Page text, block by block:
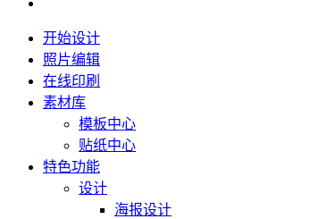
开始设计
照片编辑
在线印刷
素材库
模板中心
贴纸中心
特色功能
设计
海报设计